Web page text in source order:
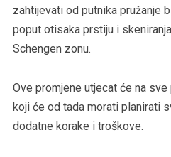
zahtijevati od putnika pružanje
poput otisaka prstiju i
Schengen zonu.
Ove promjene utjecat će na
koji će od tada morati planirati
dodatne korake i troškove.